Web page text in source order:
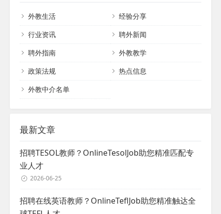
情、进取的服务理念，致力于成为客户外籍
人才领域的全面战略合作伙伴，并为此持续
外教生活
经验分享
行业资讯
聘外新闻
聘外指南
外教教学
政策法规
热点信息
外教中介名单
最新文章
招聘TESOL教师？OnlineTesolJob助您精准匹配专
业人才
2026-06-25
招聘在线英语教师？OnlineTeflJob助您精准触达全